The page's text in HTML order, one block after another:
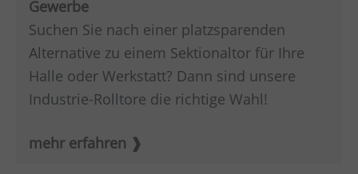
Gewerbe
Suchen Sie nach einer platzsparenden
Alternative zu einem Sektionaltor für Ihre
Halle oder Werkstatt? Dann sind unsere
Industrie-Rolltore die richtige Wahl!
mehr erfahren